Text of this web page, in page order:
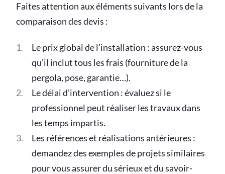
Faites attention aux éléments suivants lors de la
comparaison des devis :
Le prix global de l’installation : assurez-vous
qu’il inclut tous les frais (fourniture de la
pergola, pose, garantie…).
Le délai d’intervention : évaluez si le
professionnel peut réaliser les travaux dans
les temps impartis.
Les références et réalisations antérieures :
demandez des exemples de projets similaires
pour vous assurer du sérieux et du savoir-